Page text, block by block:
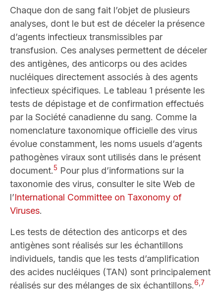
Chaque don de sang fait l’objet de plusieurs
analyses, dont le but est de déceler la présence
d’agents infectieux transmissibles par
transfusion. Ces analyses permettent de déceler
des antigènes, des anticorps ou des acides
nucléiques directement associés à des agents
infectieux spécifiques. Le tableau 1 présente les
tests de dépistage et de confirmation effectués
par la Société canadienne du sang. Comme la
nomenclature taxonomique officielle des virus
évolue constamment, les noms usuels d’agents
pathogènes viraux sont utilisés dans le présent
document.5 Pour plus d’informations sur la
taxonomie des virus, consulter le site Web de
l’International Committee on Taxonomy of
Viruses.
Les tests de détection des anticorps et des
antigènes sont réalisés sur les échantillons
individuels, tandis que les tests d’amplification
des acides nucléiques (TAN) sont principalement
réalisés sur des mélanges de six échantillons.6 7